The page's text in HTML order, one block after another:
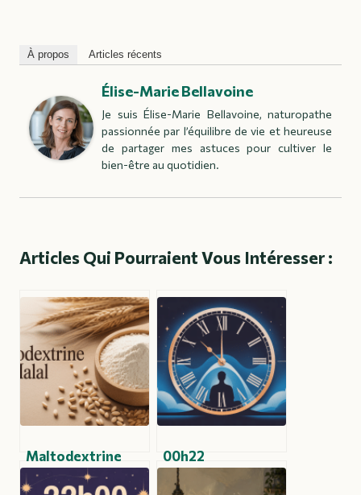
À propos Articles récents
Élise-Marie Bellavoine
Je suis Élise-Marie Bellavoine, naturopathe
passionnée par l’équilibre de vie et heureuse
de partager mes astuces pour cultiver le
bien-être au quotidien.
Articles Qui Pourraient Vous Intéresser :
Maltodextrine
halal : ce qu’il faut
00h22
signification : ce